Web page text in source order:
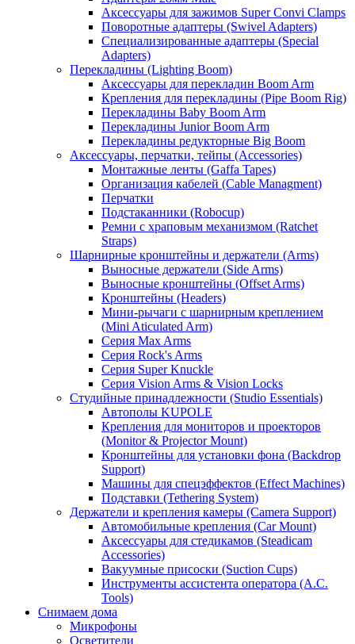
Аксессуары для зажимов Super Convi Clamps
Поворотные адаптеры (Swivel Adapters)
Специализированные адаптеры (Special
Adapters)
Перекладины (Lighting Boom)
Аксессуары для перекладин Boom Arm
Крепления для перекладины (Pipe Boom Rig)
Перекладины Baby Boom Arm
Перекладины Junior Boom Arm
Перекладины редукторные Big Boom
Аксессуары, перчатки, тейпы (Accessories)
Монтажные ленты (Gaffa Tapes)
Организация кабелей (Cable Managment)
Перчатки
Подстаканники (Robocup)
Ремни с храповым механизмом (Ratchet
Straps)
Шарнирные кронштейны и держатели (Arms)
Выносные держатели (Side Arms)
Выносные кронштейны (Offset Arms)
Кронштейны (Headers)
Мини-рычаги с шарнирным креплением
(Mini Aticulated Arm)
Серия Max Arms
Серия Rock's Arms
Серия Super Knuckle
Серия Vision Arms & Vision Locks
Студийные принадлежности (Studio Essentials)
Автополы KUPOLE
Крепления для мониторов и проекторов
(Monitor & Projector Mount)
Кронштейны для установки фона (Backdrop
Support)
Машины для спецэффектов (Effect Machines)
Подставки (Tethering System)
Держатели и крепления камеры (Camera Support)
Автомобильные крепления (Car Mount)
Аксессуары для стедикамов (Steadicam
Accessories)
Вакуумные присоски (Suction Cups)
Инструменты ассистента оператора (A.C.
Tools)
Снимаем дома
Микрофоны
Осветители